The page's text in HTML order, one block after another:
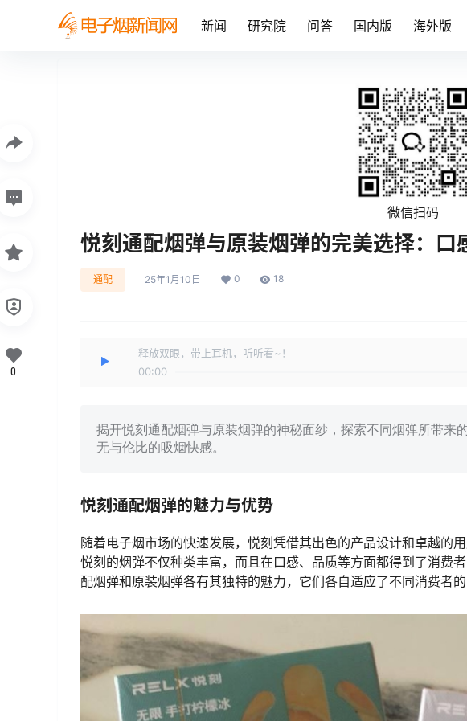
新闻 研究院 问答 国内版 海外版
微信扫码
悦刻通配烟弹与原装烟弹的完美选择：口
通配 25年1月10日 0 18
释放双眼，带上耳机，听听看~！
00:00
揭开悦刻通配烟弹与原装烟弹的神秘面纱，探索不同烟弹所带来
无与伦比的吸烟快感。
悦刻通配烟弹的魅力与优势
随着电子烟市场的快速发展，悦刻凭借其出色的产品设计和卓越的
悦刻的烟弹不仅种类丰富，而且在口感、品质等方面都得到了消费
配烟弹和原装烟弹各有其独特的魅力，它们各自适应了不同消费者的
0